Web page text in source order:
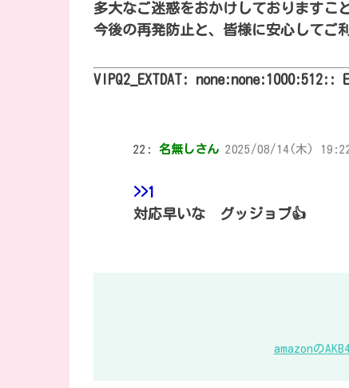
多大なご迷惑をおかけしておりますこ
今後の再発防止と、皆様に安心してご
VIPQ2_EXTDAT: none:none:1000:512::
22: 名無しさん 2025/08/14(木)
>>1
対応早いな グッジョブ👍
amazonの